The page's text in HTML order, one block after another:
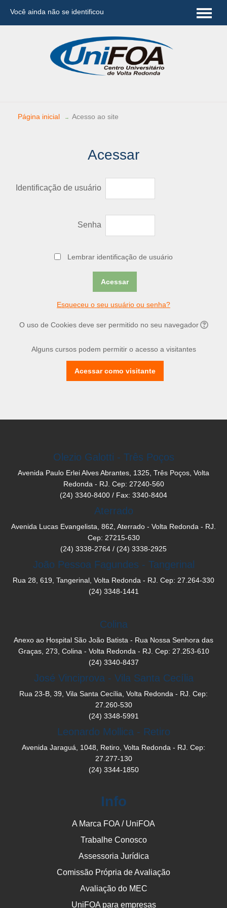
Você ainda não se identificou
Página inicial → Acesso ao site
Acessar
Identificação de usuário
Senha
Lembrar identificação de usuário
Esqueceu o seu usuário ou senha?
O uso de Cookies deve ser permitido no seu navegador
Alguns cursos podem permitir o acesso a visitantes
Olezio Galotti - Três Poços
Avenida Paulo Erlei Alves Abrantes, 1325, Três Poços, Volta
Redonda - RJ. Cep: 27240-560
(24) 3340-8400 / Fax: 3340-8404
Aterrado
Avenida Lucas Evangelista, 862, Aterrado - Volta Redonda - RJ.
Cep: 27215-630
(24) 3338-2764 / (24) 3338-2925
João Pessoa Fagundes - Tangerinal
Rua 28, 619, Tangerinal, Volta Redonda - RJ. Cep: 27.264-330
(24) 3348-1441
Colina
Anexo ao Hospital São João Batista - Rua Nossa Senhora das
Graças, 273, Colina - Volta Redonda - RJ. Cep: 27.253-610
(24) 3340-8437
José Vinciprova - Vila Santa Cecília
Rua 23-B, 39, Vila Santa Cecília, Volta Redonda - RJ. Cep:
27.260-530
(24) 3348-5991
Leonardo Mollica - Retiro
Avenida Jaraguá, 1048, Retiro, Volta Redonda - RJ. Cep:
27.277-130
(24) 3344-1850
Info
A Marca FOA / UniFOA
Trabalhe Conosco
Assessoria Jurídica
Comissão Própria de Avaliação
Avaliação do MEC
UniFOA para empresas